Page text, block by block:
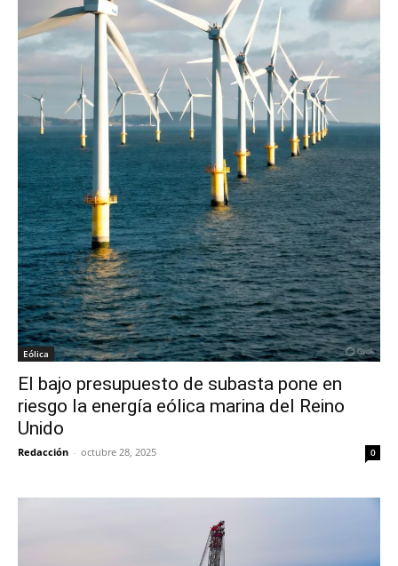
Eólica
El bajo presupuesto de subasta pone en
riesgo la energía eólica marina del Reino
Unido
Redacción - octubre 28, 2025 0